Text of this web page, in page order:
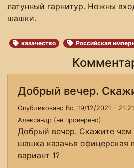
латунный гарнитур. Ножны
шашки.
казачество Российская
Добрый вечер.
Опубликовано Вс, 19/12/2021 -
Александр (не проверено)
Добрый вечер. Скажите чем
шашка казачья офицерская
вариант 1?